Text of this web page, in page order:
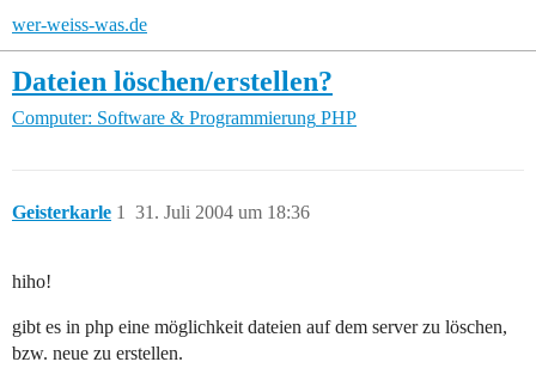
wer-weiss-was.de
Dateien löschen/erstellen?
Computer: Software & Programmierung PHP
Geisterkarle 31. Juli 2004 um 18:36
1
hiho!
gibt es in php eine möglichkeit dateien auf dem server zu löschen,
bzw. neue zu erstellen.